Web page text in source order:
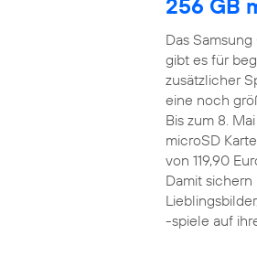
256 GB
Das
gibt es für
zusätzlicher
eine noch
Bis zum 8.
microSD
von 119,90
Damit sichern
-spiele auf